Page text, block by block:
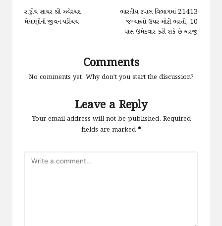
navigation
રાષ્ટ્રીય શાયર શ્રી ઝવેરચંદ
મેઘાણીનો જીવન પરિચય
ભારતીય ટપાલ વિભાગમાં 21413
જગ્યાઓ ઉપર મોટી ભરતી, 10
પાસ ઉમેદવાર કરી શકે છે અરજી
Comments
No comments yet. Why don’t you start the discussion?
Leave a Reply
Your email address will not be published. Required
fields are marked*